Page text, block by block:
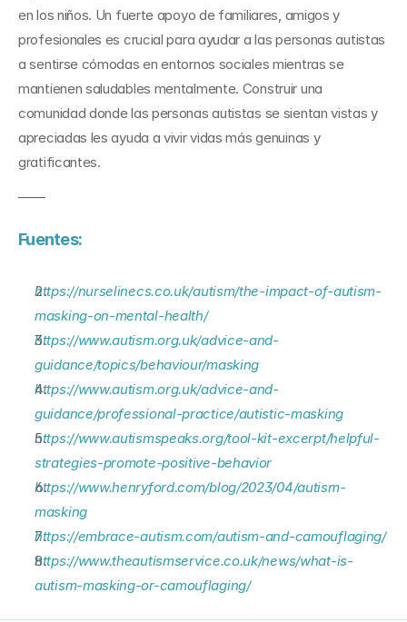
en los niños. Un fuerte apoyo de familiares, amigos y
profesionales es crucial para ayudar a las personas autistas
a sentirse cómodas en entornos sociales mientras se
mantienen saludables mentalmente. Construir una
comunidad donde las personas autistas se sientan vistas y
apreciadas les ayuda a vivir vidas más genuinas y
gratificantes.
——
Fuentes:
https://nurselinecs.co.uk/autism/the-impact-of-autism-
masking-on-mental-health/
https://www.autism.org.uk/advice-and-
guidance/topics/behaviour/masking
https://www.autism.org.uk/advice-and-
guidance/professional-practice/autistic-masking
https://www.autismspeaks.org/tool-kit-excerpt/helpful-
strategies-promote-positive-behavior
https://www.henryford.com/blog/2023/04/autism-
masking
https://embrace-autism.com/autism-and-camouflaging/
https://www.theautismservice.co.uk/news/what-is-
autism-masking-or-camouflaging/